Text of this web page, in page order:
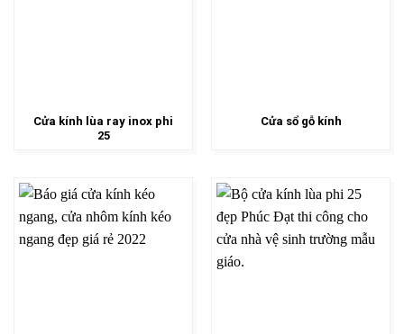
Cửa kính lùa ray inox phi
25
Cửa sổ gỗ kính